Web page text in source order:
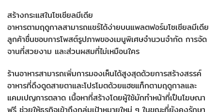
สร้างกระแสในโซเชียลมีเดีย
อาหารตามฤดูกาลสามารถแชร์ได้ง่ายบนแพลตฟอร์มโซเชียลมีเดีย
ลูกค้าชื่นชอบการโพสต์รูปภาพของเมนูพิเศษจำนวนจำกัด การจัด
จานที่สวยงาม และส่วนผสมที่ไม่เหมือนใคร
ร้านอาหารสามารถเพิ่มการมองเห็นได้สูงสุดด้วยการสร้างสรรค์
อาหารที่ดึงดูดสายตาและโปรโมตด้วยแฮชแท็กตามฤดูกาลและ
แคมเปญการตลาด เนื้อหาที่สร้างโดยผู้ใช้มักทำหน้าที่เป็นโฆษณา